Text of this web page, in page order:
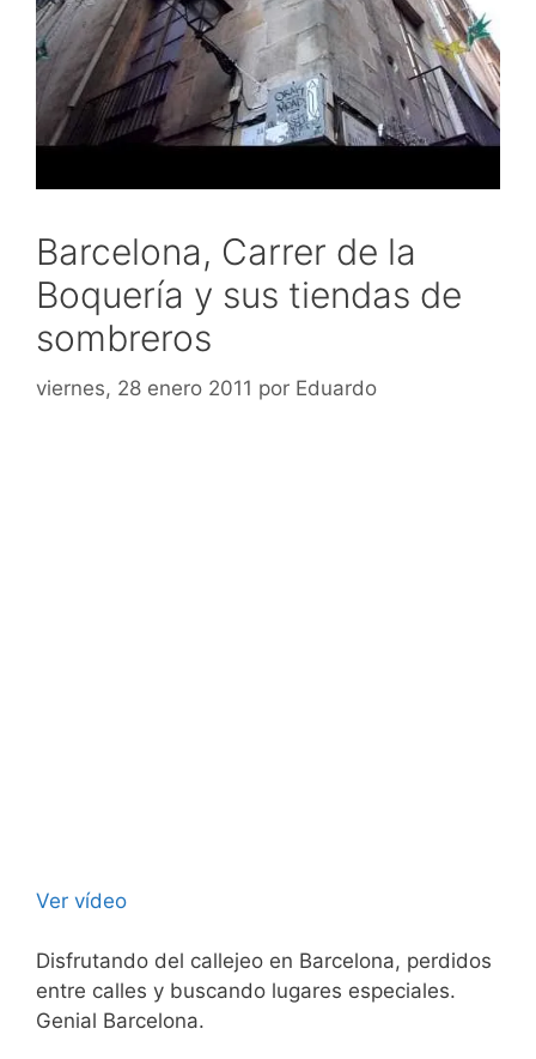
Barcelona, Carrer de la
Boquería y sus tiendas de
sombreros
viernes, 28 enero 2011 por Eduardo
Ver vídeo
Disfrutando del callejeo en Barcelona, perdidos
entre calles y buscando lugares especiales.
Genial Barcelona.